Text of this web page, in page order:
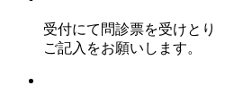
受付にて問診票を受けとり
ご記入をお願いします。